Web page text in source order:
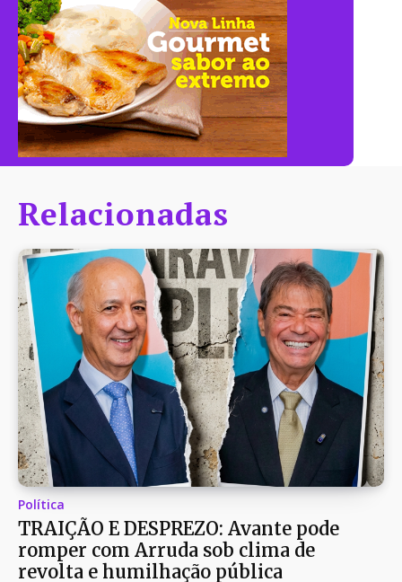
Relacionadas
Política
TRAIÇÃO E DESPREZO: Avante pode
romper com Arruda sob clima de
revolta e humilhação pública